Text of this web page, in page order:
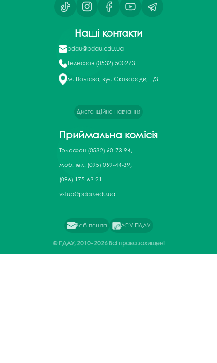
Наші контакти
pdau@pdau.edu.ua
Телефон (0532) 500273
м. Полтава, вул. Сковороди, 1/3
Дистанційне навчання
Приймальна комісія
Телефон (0532) 60-73-94,
моб. тел. (095) 059-44-39,
(096) 175-63-21
vstup@pdau.edu.ua
Веб-пошта АСУ ПДАУ
© ПДАУ, 2010-2026 Всі права захищені